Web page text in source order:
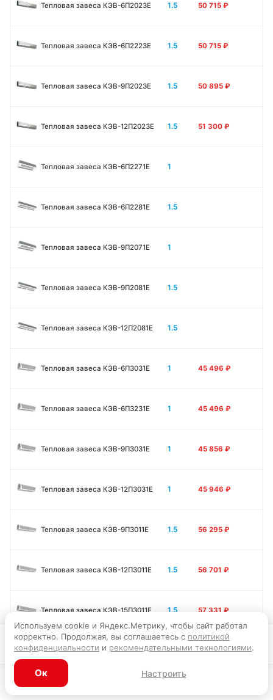
Главная
Тепловая завеса КЭВ-6П2023E 1.5 50 715 ₽
Тепловая завеса КЭВ-6П2223E 1.5 50 715 ₽
Тепловая завеса КЭВ-9П2023E 1.5 50 895 ₽
Тепловая завеса КЭВ-12П2023E 1.5 51 300 ₽
Тепловая завеса КЭВ-6П2271E 1
Тепловая завеса КЭВ-6П2281E 1.5
Тепловая завеса КЭВ-9П2071E 1
Тепловая завеса КЭВ-9П2081E 1.5
Тепловая завеса КЭВ-12П2081E 1.5
Тепловая завеса КЭВ-6П3031E 1 45 496 ₽
Тепловая завеса КЭВ-6П3231E 1 45 496 ₽
Тепловая завеса КЭВ-9П3031E 1 45 856 ₽
Тепловая завеса КЭВ-12П3031E 1 45 946 ₽
Тепловая завеса КЭВ-9П3011E 1.5 56 295 ₽
Тепловая завеса КЭВ-12П3011E 1.5 56 701 ₽
Тепловая завеса КЭВ-15П3011E 1.5 57 331 ₽
Тепловая завеса КЭВ-12П3041E 2 63 540₽
Используем cookie и Яндекс.Метрику, чтобы сайт работал
корректно. Продолжая, вы соглашаетесь с политикой
конфиденциальности и рекомендательными технологиями.
Ок Настроить
Запросить цену